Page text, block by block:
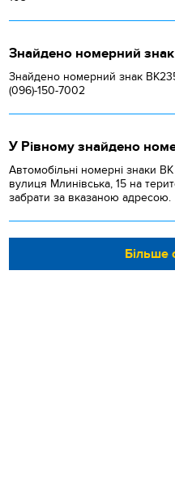
Знайдено номерний знак
Знайдено номерний знак
(096)-150-7002
У Рівному знайдено
Автомобільні номерні знаки
вулиця Млинівська, 15 на
забрати за вказаною адресою.
Більше